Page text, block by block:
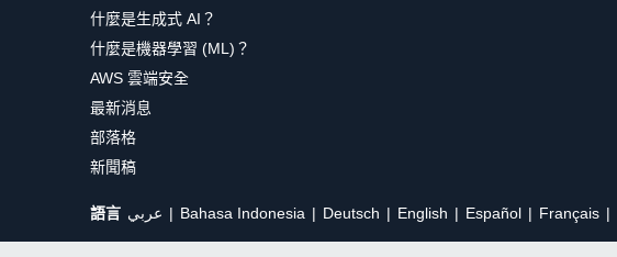
什麼是生成式 AI？
什麼是機器學習 (ML)？
AWS 雲端安全
最新消息
部落格
新聞稿
語言 عربي Bahasa Indonesia Deutsch English Español Français